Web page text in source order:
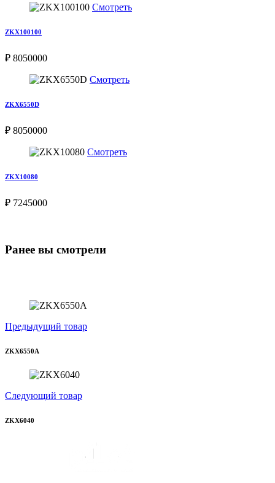
Смотреть
ZKX100100
₽ 8050000
Смотреть
ZKX6550D
₽ 8050000
Смотреть
ZKX10080
₽ 7245000
Ранее вы смотрели
Предыдущий товар
ZKX6550A
Следующий товар
ZKX6040